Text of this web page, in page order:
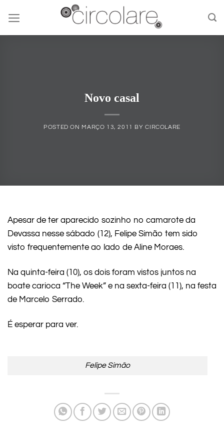
content
Novo casal
POSTED ON MARÇO 13, 2011 BYCIRCOLARE
Apesar de ter aparecido sozinho no camarote da
Devassa nesse sábado (12), Felipe Simão tem sido
visto frequentemente ao lado de Aline Moraes.
Na quinta-feira (10), os dois foram vistos juntos na
boate carioca “The Week” e na sexta-feira (11), na festa
de Marcelo Serrado.
É esperar para ver.
Felipe Simão